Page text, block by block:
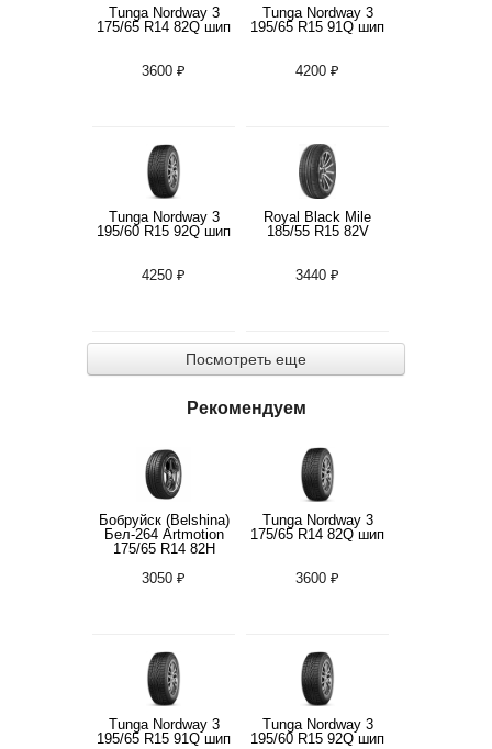
Tunga Nordway 3
175/65 R14 82Q шип
3600 ₽
Tunga Nordway 3
195/65 R15 91Q шип
4200 ₽
Tunga Nordway 3
195/60 R15 92Q шип
4250 ₽
Royal Black Mile
185/55 R15 82V
3440 ₽
Посмотреть еще
Рекомендуем
Бобруйск (Belshina)
Бел-264 Artmotion
175/65 R14 82H
3050 ₽
Tunga Nordway 3
175/65 R14 82Q шип
3600 ₽
Tunga Nordway 3
195/65 R15 91Q шип
Tunga Nordway 3
195/60 R15 92Q шип